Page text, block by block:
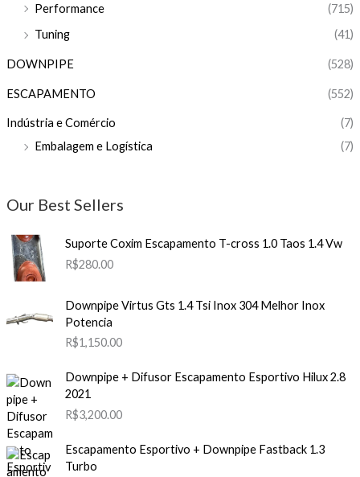
Performance
(715)
Tuning
(41)
DOWNPIPE (528)
ESCAPAMENTO (552)
Indústria e Comércio
(7)
Embalagem e Logística
(7)
Our Best Sellers
Suporte Coxim Escapamento T-cross 1.0 Taos 1.4 Vw
R$280.00
Downpipe Virtus Gts 1.4 Tsi Inox 304 Melhor Inox
Potencia
R$1,150.00
Downpipe + Difusor Escapamento Esportivo Hilux 2.8
2021
R$3,200.00
Escapamento Esportivo + Downpipe Fastback 1.3
Turbo